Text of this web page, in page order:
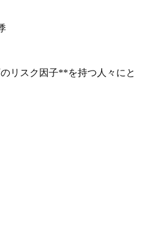
リスク因子**を持つ人々にと